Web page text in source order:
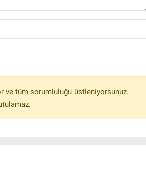
ve tüm sorumluluğu üstleniyorsunuz.